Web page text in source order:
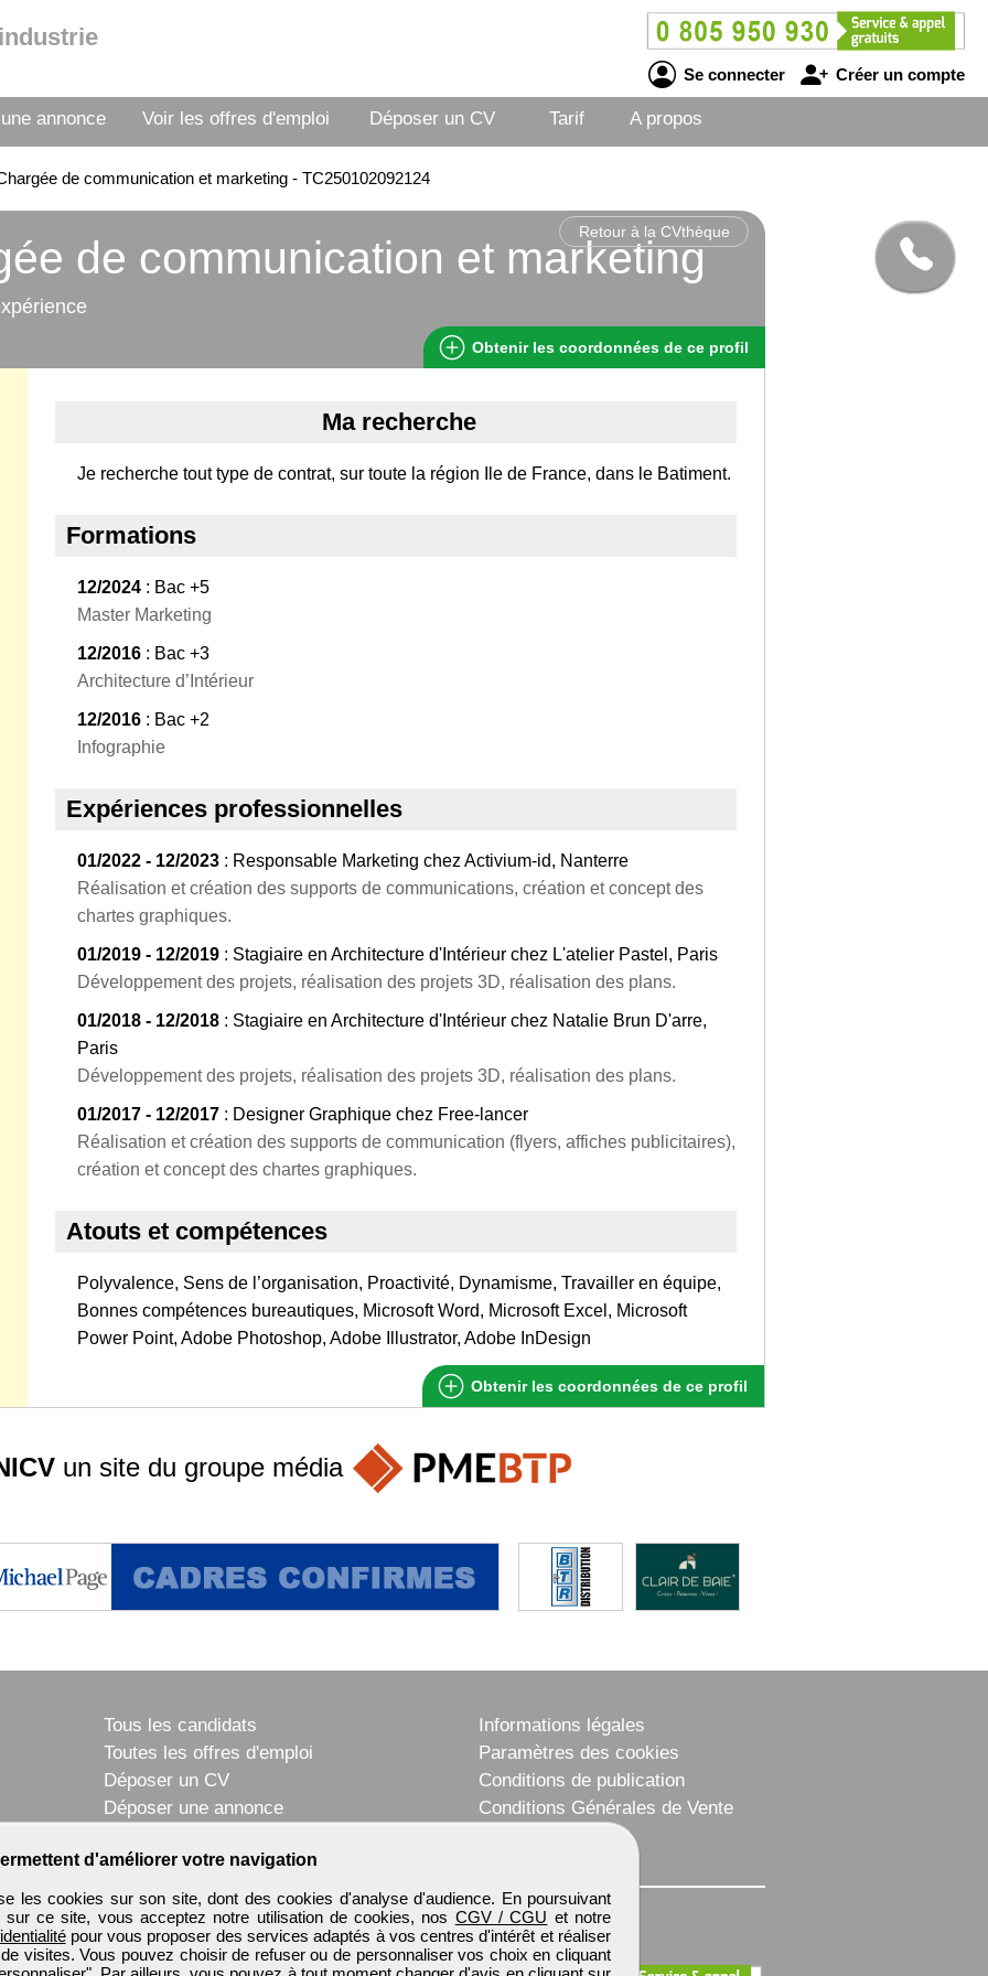
Se connecter Créer un compte
annonce Voir les offres d'emploi Déposer un CV Tarif A propos
de communication et marketing - TC250102092124
Retour à la CVthèque
de communication et marketing
Obtenir les coordonnées de ce profil
Ma recherche
Je recherche tout type de contrat, sur toute la région Ile de France, dans le Batiment.
Formations
12/2024 : Bac +5
Master Marketing
12/2016 : Bac +3
Architecture d’Intérieur
12/2016 : Bac +2
Infographie
Expériences professionnelles
01/2022 - 12/2023 : Responsable Marketing chez Activium-id, Nanterre
Réalisation et création des supports de communications, création et concept des
chartes graphiques.
01/2019 - 12/2019 : Stagiaire en Architecture d'Intérieur chez L'atelier Pastel, Paris
Développement des projets, réalisation des projets 3D, réalisation des plans.
01/2018 - 12/2018 : Stagiaire en Architecture d'Intérieur chez Natalie Brun D'arre,
Paris
Développement des projets, réalisation des projets 3D, réalisation des plans.
01/2017 - 12/2017 : Designer Graphique chez Free-lancer
Réalisation et création des supports de communication (flyers, affiches publicitaires),
création et concept des chartes graphiques.
Atouts et compétences
Polyvalence, Sens de l’organisation, Proactivité, Dynamisme, Travailler en équipe,
Bonnes compétences bureautiques, Microsoft Word, Microsoft Excel, Microsoft
Power Point, Adobe Photoshop, Adobe Illustrator, Adobe InDesign
Obtenir les coordonnées de ce profil
d'améliorer votre navigation
les cookies sur son site, dont des cookies d'analyse d'audience. En poursuivant
sur ce site, vous acceptez notre utilisation de cookies, nos CGV / CGU et notre
pour vous proposer des services adaptés à vos centres d'intérêt et réaliser
visites. Vous pouvez choisir de refuser ou de personnaliser vos choix en cliquant
un site du groupe média
Tous les candidats
Toutes les offres d'emploi
Déposer un CV
Déposer une annonce
Informations légales
Paramètres des cookies
Conditions de publication
Conditions Générales de Vente